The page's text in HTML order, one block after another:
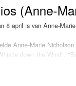
(Anne-
8 april is van Anne-
Anne-Marie
down the Wind".